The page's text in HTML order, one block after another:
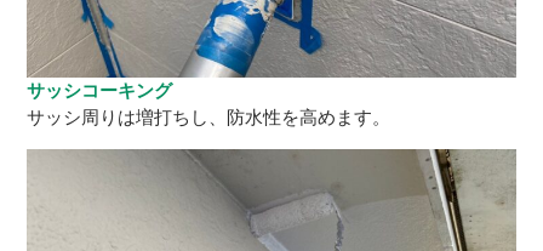
サッシコーキング
サッシ周りは増打ちし、防水性を高めます。